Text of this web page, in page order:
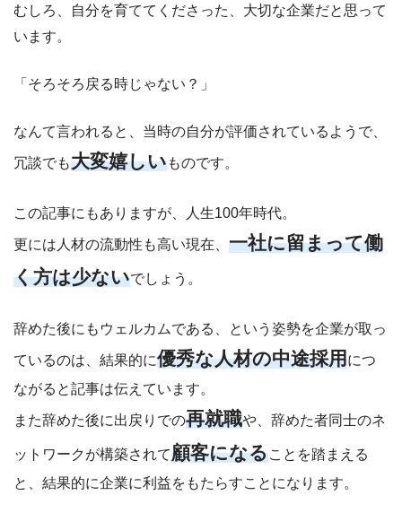
むしろ、自分を育ててくださった、大切な企業だと思って
います。
「そろそろ戻る時じゃない？」
なんて言われると、当時の自分が評価されているようで、
冗談でも大変嬉しいものです。
この記事にもありますが、人生100年時代。
更には人材の流動性も高い現在、 一社に留まって働
く方は少ないでしょう。
辞めた後にもウェルカムである、という姿勢を企業が取っ
ているのは、結果的に優秀な人材の中途採用につ
ながると記事は伝えています。
また辞めた後に出戻りでの再就職や、辞めた者同士のネ
ットワークが構築されて顧客になることを踏まえる
と、結果的に企業に利益をもたらすことになります。